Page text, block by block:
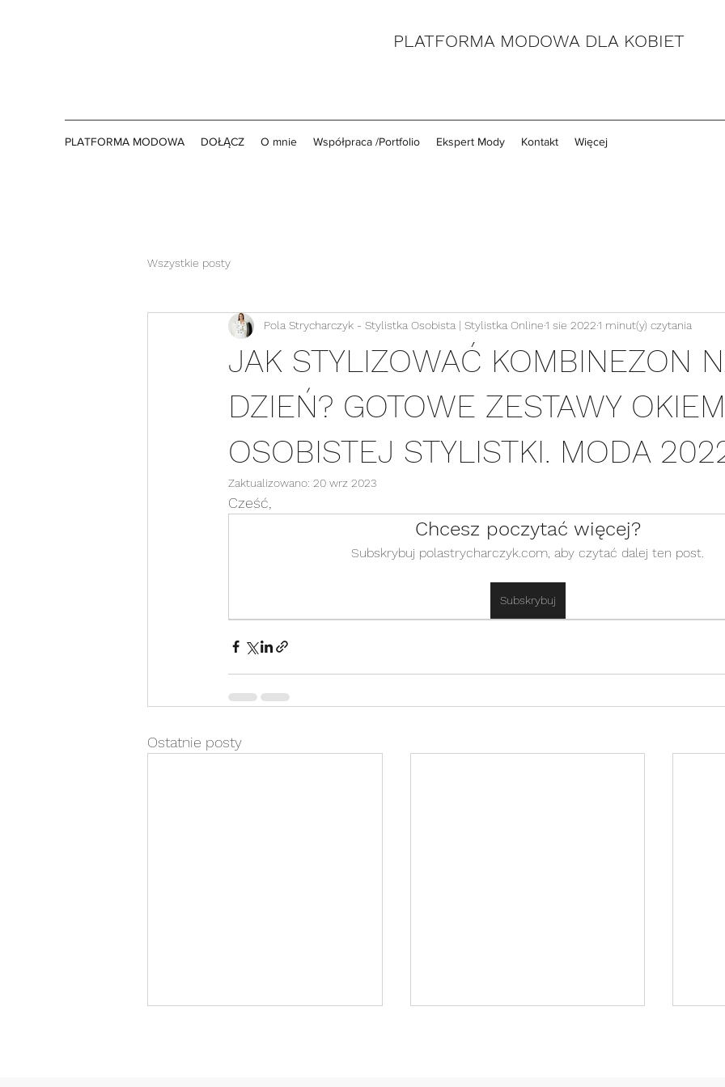
PLATFORMA MODOWA DLA KOBIET
PLATFORMA MODOWA DOŁĄCZ O mnie Współpraca /Portfolio Ekspert Mody Kontakt Więcej
Wszystkie posty
JAK STYLIZOWAĆ KOMBINEZON
DZIEŃ? GOTOWE ZESTAWY OKIEM
OSOBISTEJ STYLISTKI. MODA
Pola Strycharczyk - Stylistka Osobista | Stylistka Online1 sie 20221 minut(y) czytania
Zaktualizowano: 20 wrz 2023
Cześć,
Chcesz poczytać więcej?
Subskrybuj polastrycharczyk.com, aby czytać dalej ten post.
Subskrybuj
Ostatnie posty